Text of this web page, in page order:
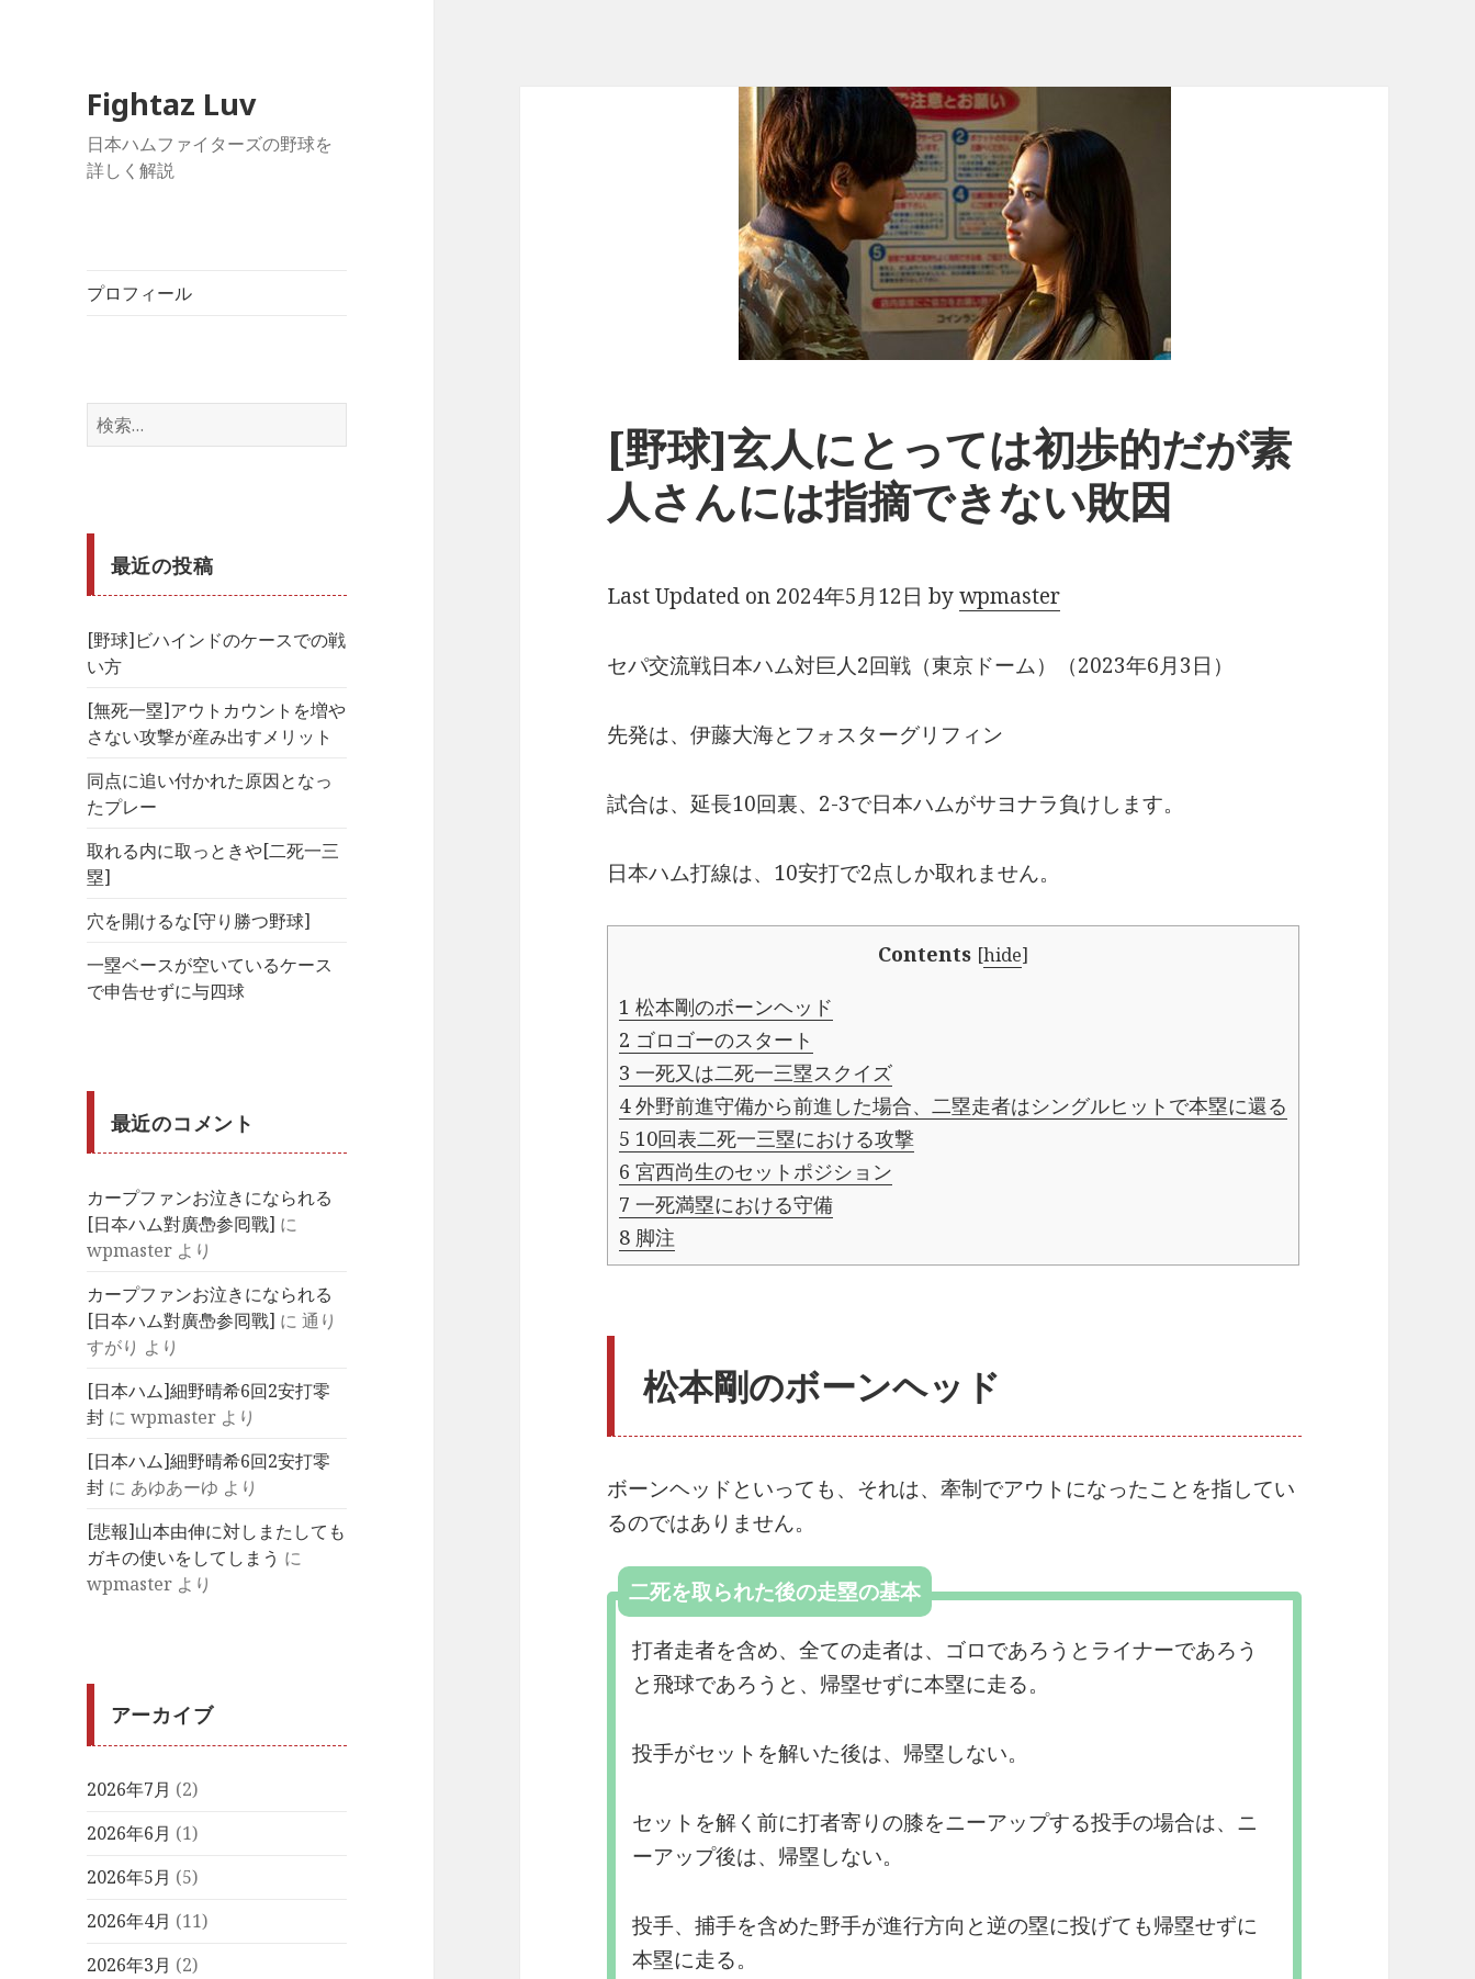
Fightaz Luv
日本ハムファイターズの野球を
詳しく解説
プロフィール
検
索:
最近の投稿
[野球]ビハインドのケースでの戦
い方
[無死一塁]アウトカウントを増や
さない攻撃が産み出すメリット
同点に追い付かれた原因となっ
たプレー
取れる内に取っときや[二死一三
塁]
穴を開けるな[守り勝つ野球]
一塁ベースが空いているケース
で申告せずに与四球
最近のコメント
カープファンお泣きになられる
[日夲ハム對廣㠀参囘戰] に
wpmaster より
カープファンお泣きになられる
[日夲ハム對廣㠀参囘戰] に通り
すがり より
[日本ハム]細野晴希6回2安打零
封 にwpmaster より
[日本ハム]細野晴希6回2安打零
封 に あゆあーゆ より
[悲報]山本由伸に対しまたしても
ガキの使いをしてしまう に
wpmaster より
アーカイブ
2026年7月 (2)
2026年6月 (1)
2026年5月 (5)
2026年4月 (11)
2026年3月 (2)
[野球]玄人にとっては初歩的だが素
人さんには指摘できない敗因
Last Updated on 2024年5月12日 bywpmaster
セパ交流戦日本ハム対巨人2回戦（東京ドーム）（2023年6月3日）
先発は、伊藤大海とフォスターグリフィン
試合は、延長10回裏、2-3で日本ハムがサヨナラ負けします。
日本ハム打線は、10安打で2点しか取れません。
Contents [hide]
1 松本剛のボーンヘッド
2 ゴロゴーのスタート
3 一死又は二死一三塁スクイズ
4外野前進守備から前進した場合、二塁走者はシングルヒットで本塁に還る
5 10回表二死一三塁における攻撃
6 宮西尚生のセットポジション
7 一死満塁における守備
8 脚注
松本剛のボーンヘッド
ボーンヘッドといっても、それは、牽制でアウトになったことを指してい
るのではありません。
二死を取られた後の走塁の基本
打者走者を含め、全ての走者は、ゴロであろうとライナーであろう
と飛球であろうと、帰塁せずに本塁に走る。
投手がセットを解いた後は、帰塁しない。
セットを解く前に打者寄りの膝をニーアップする投手の場合は、ニ
ーアップ後は、帰塁しない。
投手、捕手を含めた野手が進行方向と逆の塁に投げても帰塁せずに
本塁に走る。